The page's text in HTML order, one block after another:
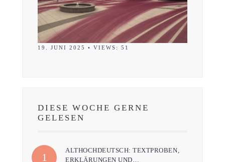
19. JUNI 2025 • VIEWS: 51
DIESE WOCHE GERNE
GELESEN
ALTHOCHDEUTSCH: TEXTPROBEN,
ERKLÄRUNGEN UND…